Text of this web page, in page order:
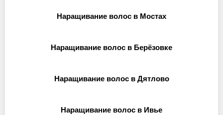
Наращивание волос в Мостах
Наращивание волос в Берёзовке
Наращивание волос в Дятлово
Наращивание волос в Ивье